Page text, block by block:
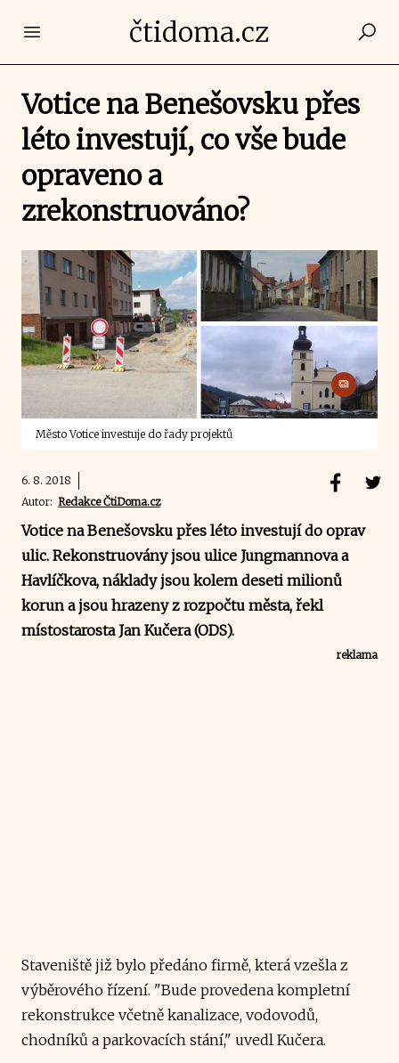
Open main menučtidoma.cz
Votice na Benešovsku přes
léto investují, co vše bude
opraveno a
zrekonstruováno?
Město Votice investuje do řady projektů
6. 8. 2018
Autor: Redakce ČtiDoma.cz
Votice na Benešovsku přes léto investují do oprav
ulic. Rekonstruovány jsou ulice Jungmannova a
Havlíčkova, náklady jsou kolem deseti milionů
korun a jsou hrazeny z rozpočtu města, řekl
místostarosta Jan Kučera (ODS).
reklama
Staveniště již bylo předáno firmě, která vzešla z
výběrového řízení. "Bude provedena kompletní
rekonstrukce včetně kanalizace, vodovodů,
chodníků a parkovacích stání," uvedl Kučera.